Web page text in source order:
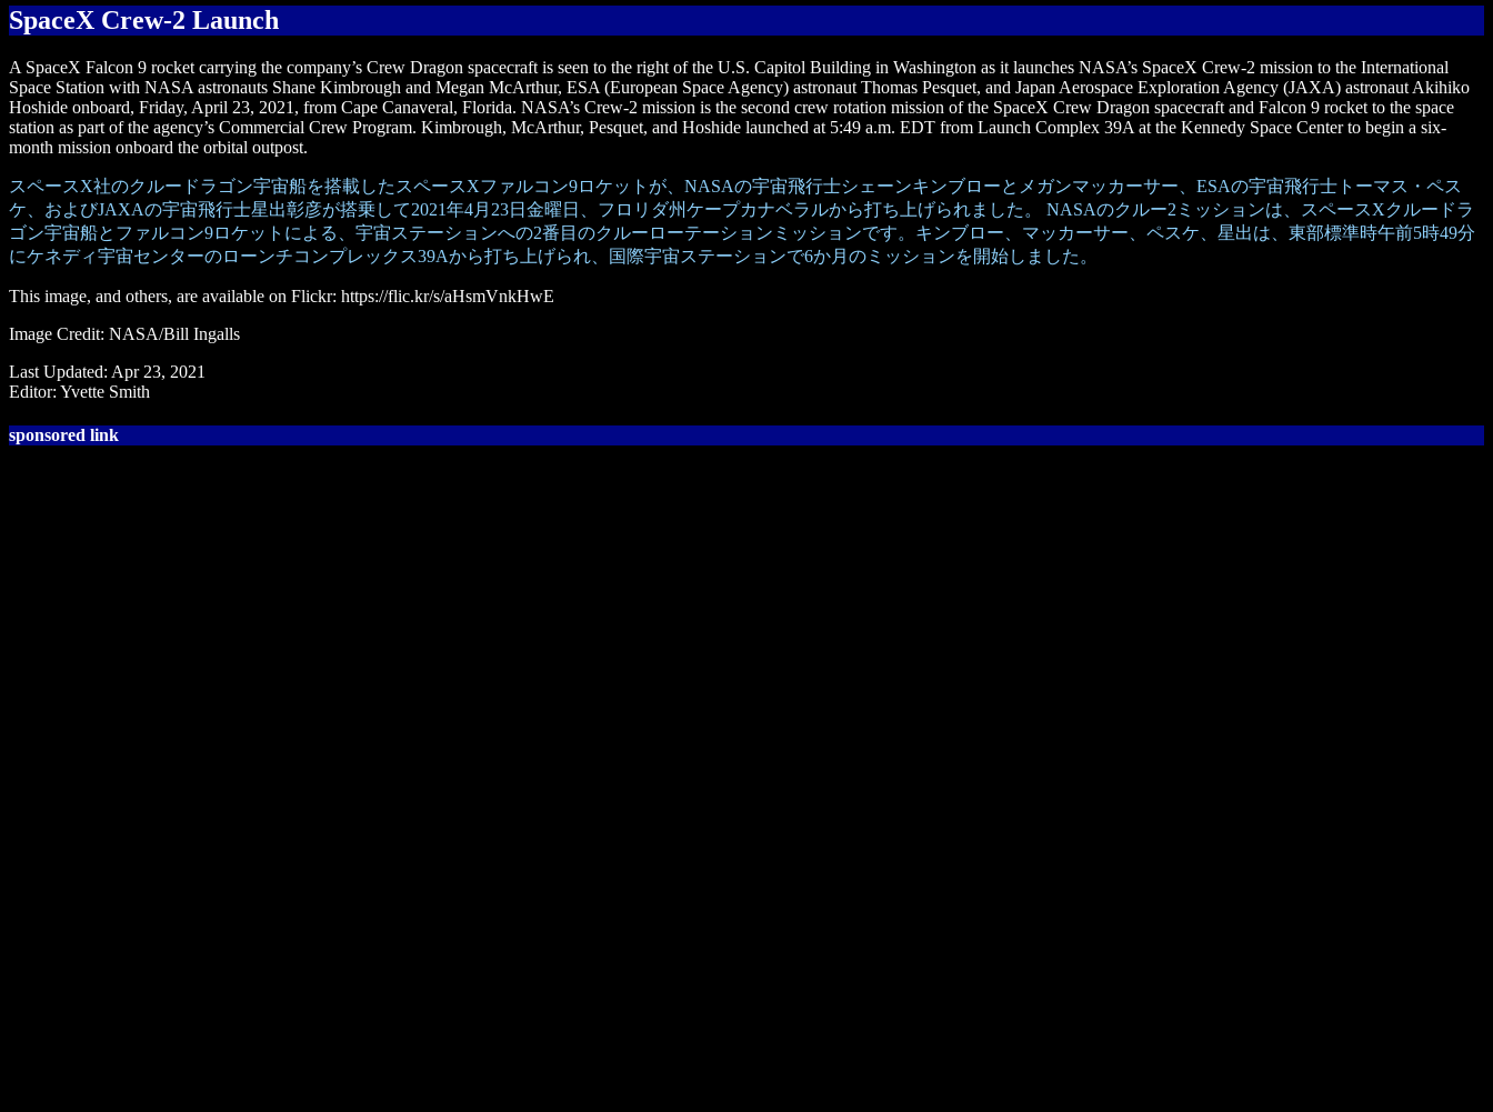
SpaceX Crew-2 Launch
A SpaceX Falcon 9 rocket carrying the company’s Crew Dragon spacecraft is seen to the right of the U.S. Capitol Building in Washington as it launches NASA’s SpaceX Crew-2 mission to the International
Space Station with NASA astronauts Shane Kimbrough and Megan McArthur, ESA (European Space Agency) astronaut Thomas Pesquet, and Japan Aerospace Exploration Agency (JAXA) astronaut Akihiko
Hoshide onboard, Friday, April 23, 2021, from Cape Canaveral, Florida. NASA’s Crew-2 mission is the second crew rotation mission of the SpaceX Crew Dragon spacecraft and Falcon 9 rocket to the space
station as part of the agency’s Commercial Crew Program. Kimbrough, McArthur, Pesquet, and Hoshide launched at 5:49 a.m. EDT from Launch Complex 39A at the Kennedy Space Center to begin a six-
month mission onboard the orbital outpost.
スペースX社のクルードラゴン宇宙船を搭載したスペースXファルコン9ロケットが、NASAの宇宙飛行士シェーンキンブローとメガンマッカーサー、ESAの宇宙飛行士トーマス・ペス
ケ、およびJAXAの宇宙飛行士星出彰彦が搭乗して2021年4月23日金曜日、フロリダ州ケープカナベラルから打ち上げられました。 NASAのクルー2ミッションは、スペースXクルードラ
ゴン宇宙船とファルコン9ロケットによる、宇宙ステーションへの2番目のクルーローテーションミッションです。キンブロー、マッカーサー、ペスケ、星出は、東部標準時午前5時49分
にケネディ宇宙センターのローンチコンプレックス39Aから打ち上げられ、国際宇宙ステーションで6か月のミッションを開始しました。
This image, and others, are available on Flickr: https://flic.kr/s/aHsmVnkHwE
Image Credit: NASA/Bill Ingalls
Last Updated: Apr 23, 2021
Editor: Yvette Smith
sponsored link